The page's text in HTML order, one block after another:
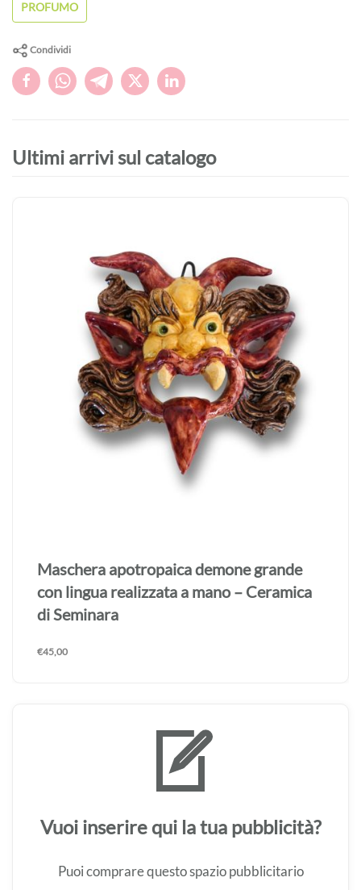
PROFUMO
Condividi
Ultimi arrivi sul catalogo
Maschera apotropaica demone grande
con lingua realizzata a mano – Ceramica
di Seminara
€45,00
Vuoi inserire qui la tua pubblicità?
Puoi comprare questo spazio pubblicitario